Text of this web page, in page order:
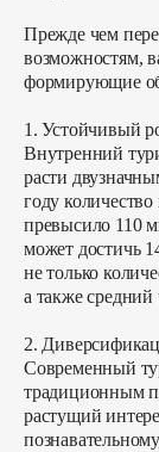
Прежде чем
возможностям,
формирующие
1. Устойчивый
Внутренний
расти
году
превысило 110
может достичь
не только
а также средний
2.
Современный
традиционным
растущий